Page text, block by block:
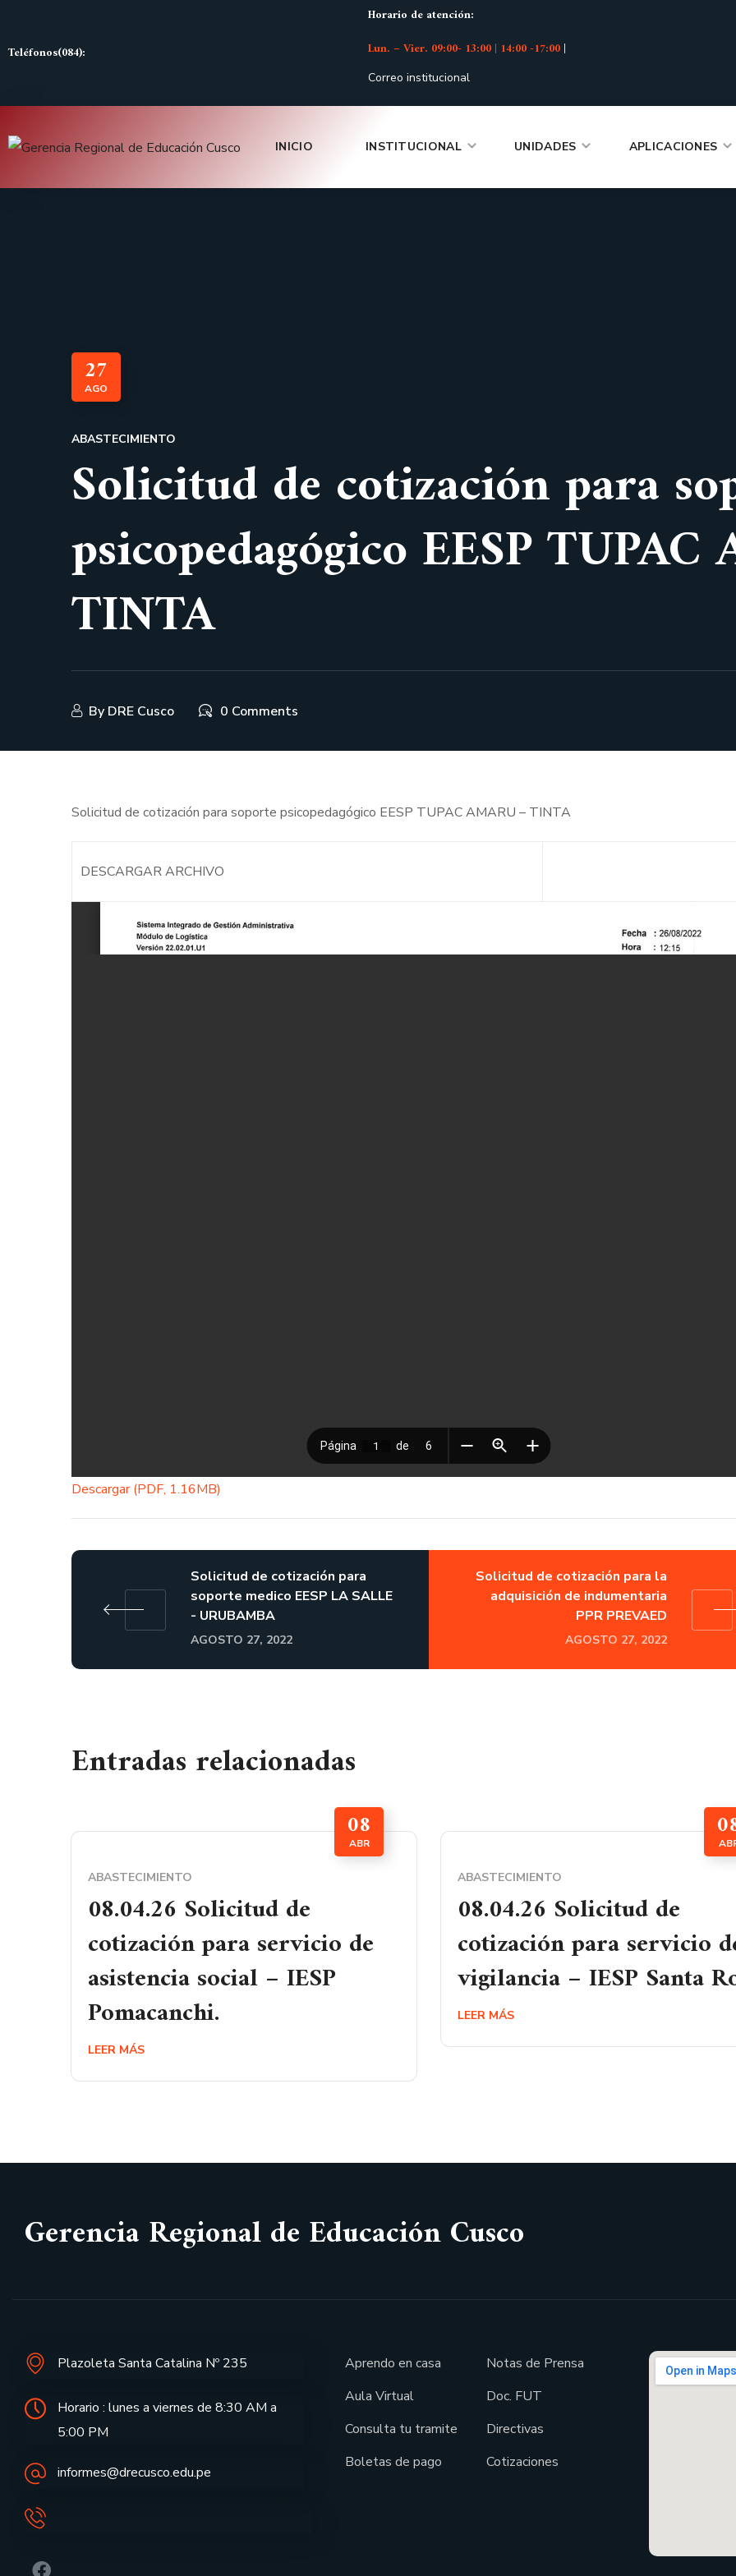
Teléfonos(084):
Horario de atención:
Lun. – Vier. 09:00- 13:00 | 14:00 -17:00|
Correo institucional
INICIO INSTITUCIONAL UNIDADES APLICACIONES
27
AGO
ABASTECIMIENTO
Solicitud de cotización para
psicopedagógico EESP
TINTA
By DRE Cusco 0 Comments
Solicitud de cotización para soporte psicopedagógico EESP TUPAC AMARU – TINTA
DESCARGAR ARCHIVO
Descargar (PDF, 1.16MB)
Solicitud de cotización para
soporte medico EESP LA SALLE
- URUBAMBA
AGOSTO 27, 2022
Solicitud de cotización para la
adquisición de indumentaria
PPR PREVAED
AGOSTO 27, 2022
Entradas relacionadas
08
ABR
ABASTECIMIENTO
08.04.26 Solicitud de
cotización para servicio de
asistencia social – IESP
Pomacanchi.
LEER MÁS
ABASTECIMIENTO
08.04.26 Solicitud de
cotización para servicio
vigilancia – IESP Santa
LEER MÁS
Gerencia Regional de Educación Cusco
Plazoleta Santa Catalina Nº 235
Horario : lunes a viernes de 8:30 AM a
5:00 PM
informes@drecusco.edu.pe
Aprendo en casa
Aula Virtual
Consulta tu tramite
Boletas de pago
Notas de Prensa
Doc. FUT
Directivas
Cotizaciones